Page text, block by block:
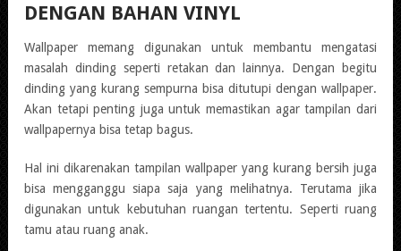
DENGAN BAHAN VINYL
Wallpaper memang digunakan untuk membantu mengatasi
masalah dinding seperti retakan dan lainnya. Dengan begitu
dinding yang kurang sempurna bisa ditutupi dengan wallpaper.
Akan tetapi penting juga untuk memastikan agar tampilan dari
wallpapernya bisa tetap bagus.
Hal ini dikarenakan tampilan wallpaper yang kurang bersih juga
bisa mengganggu siapa saja yang melihatnya. Terutama jika
digunakan untuk kebutuhan ruangan tertentu. Seperti ruang
tamu atau ruang anak.